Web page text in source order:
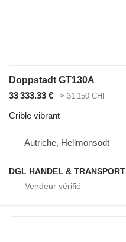
Doppstadt GT130A
33 333.33 €
≈ 31 150 CHF
Crible vibrant
Autriche, Hellmonsödt
DGL HANDEL & TRANSPORT